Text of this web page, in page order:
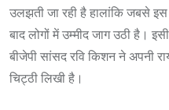
उलझती जा रही है हालांकि जबसे
बाद लोगों में उम्मीद जाग उठी है।
बीजेपी सांसद रवि किशन ने अपनी
चिट्ठी लिखी है।